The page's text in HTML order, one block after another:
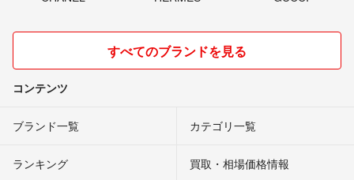
すべてのブランドを見る
コンテンツ
ブランド一覧 カテゴリ一覧
ランキング 買取・相場価格情報